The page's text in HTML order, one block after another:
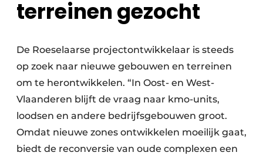
terreinen gezocht
De Roeselaarse projectontwikkelaar is steeds
op zoek naar nieuwe gebouwen en terreinen
om te herontwikkelen. “In Oost- en West-
Vlaanderen blijft de vraag naar kmo-units,
loodsen en andere bedrijfsgebouwen groot.
Omdat nieuwe zones ontwikkelen moeilijk gaat,
biedt de reconversie van oude complexen een